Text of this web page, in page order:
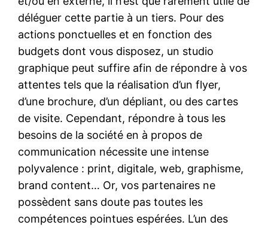
déléguer cette partie à un tiers. Pour des
actions ponctuelles et en fonction des
budgets dont vous disposez, un studio
graphique peut suffire afin de répondre à vos
attentes tels que la réalisation d’un flyer,
d’une brochure, d’un dépliant, ou des cartes
de visite. Cependant, répondre à tous les
besoins de la société en à propos de
communication nécessite une intense
polyvalence : print, digitale, web, graphisme,
brand content… Or, vos partenaires ne
possèdent sans doute pas toutes les
compétences pointues espérées. L’un des